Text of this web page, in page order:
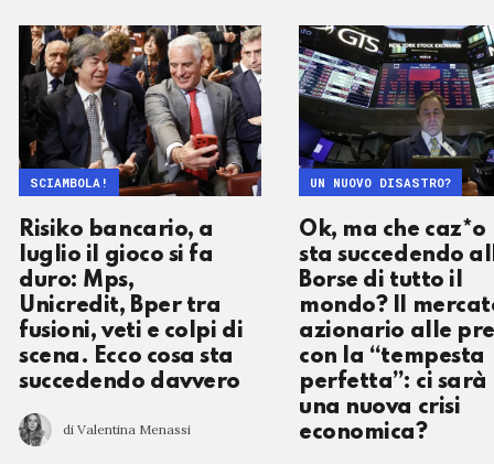
Risiko bancario, a
luglio il gioco si fa
duro: Mps,
Unicredit, Bper tra
fusioni, veti e colpi di
scena. Ecco cosa sta
succedendo davvero
di Valentina Menassi
SCIAMBOLA!
Ok, ma che caz*o
sta succedendo
Borse di tutto il
mondo? Il
azionario alle
con la “tempesta
perfetta”: ci sarà
una nuova crisi
economica?
UN NUOVO DISASTRO?